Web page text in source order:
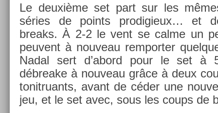
Le deuxième set part sur les
séries de points pro­digieux… et
breaks. À 2-2 le vent se calme un
peuvent à nouveau re­mport­er
Nadal sert d’abord pour le set à
débreake à nouveau grâce à deux
tonit­ruants, avant de céder une
jeu, et le set avec, sous les coups de